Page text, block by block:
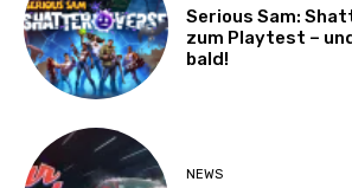
Serious Sam:
zum Playtest –
bald!
NEWS